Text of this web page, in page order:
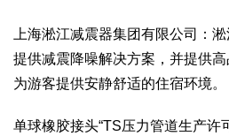
上海淞江减震器集团有限公司：
提供减震降噪解决方案，并提供高
为游客提供安静舒适的住宿环境。
单球橡胶接头“TS压力管道生产许